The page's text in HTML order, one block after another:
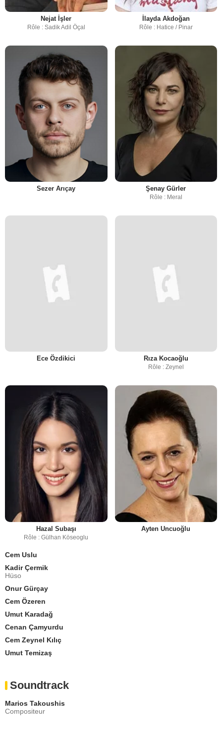
Nejat İşler
Rôle : Sadik Adil Öçal
İlayda Akdoğan
Rôle : Hatice / Pinar
Sezer Arıçay Şenay Gürler
Rôle : Meral
Ece Özdikici Rıza Kocaoğlu
Rôle : Zeynel
Hazal Subaşı
Rôle : Gülhan Köseoglu
Ayten Uncuoğlu
Cem Uslu
Kadir Çermik
Hüso
Onur Gürçay
Cem Özeren
Umut Karadağ
Cenan Çamyurdu
Cem Zeynel Kılıç
Umut Temizaş
Soundtrack
Marios Takoushis
Compositeur